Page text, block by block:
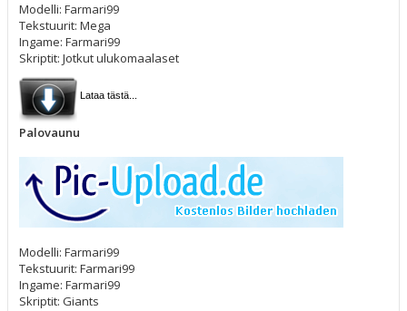
Modelli: Farmari99
Tekstuurit: Mega
Ingame: Farmari99
Skriptit: Jotkut ulukomaalaset
Lataa tästä...
Palovaunu
Modelli: Farmari99
Tekstuurit: Farmari99
Ingame: Farmari99
Skriptit: Giants